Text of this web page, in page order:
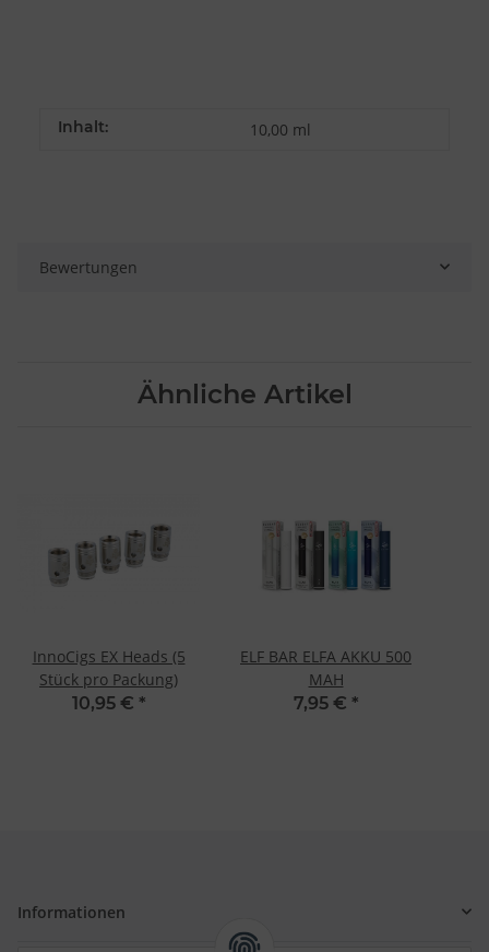
Inhalt: 10,00 ml
Bewertungen
Ähnliche Artikel
InnoCigs EX Heads (5
Stück pro Packung)
10,95 € *
ELF BAR ELFA AKKU 500
MAH
7,95 € *
Informationen